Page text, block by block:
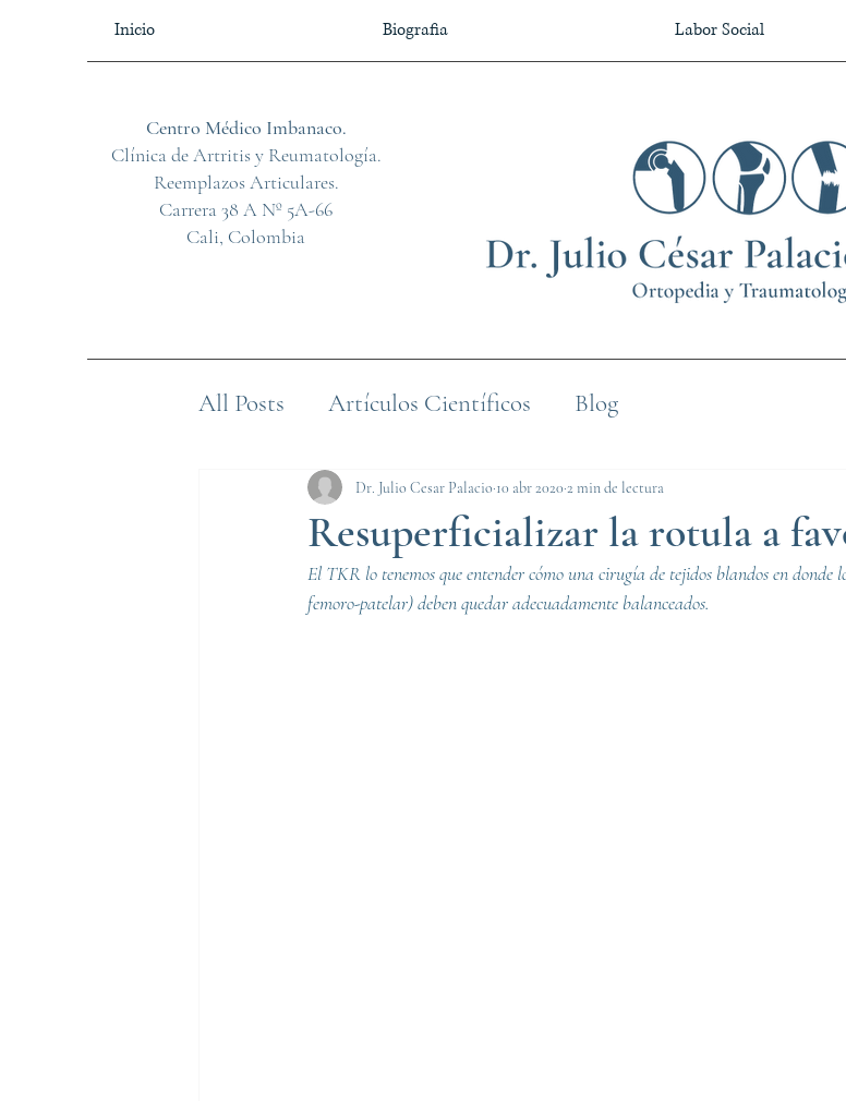
Inicio Biografia Labor Social
Centro Médico Imbanaco.
Clínica de Artritis y Reumatología.
Reemplazos Articulares.
Carrera 38 A Nº 5A-66
Cali, Colombia
All Posts Artículos Científicos Blog
Resuperficializar la rotula a
Dr. Julio Cesar Palacio 10 abr 2020 2 min de lectura
El TKR lo tenemos que entender cómo una cirugía de tejidos blandos en donde
femoro-patelar) deben quedar adecuadamente balanceados.